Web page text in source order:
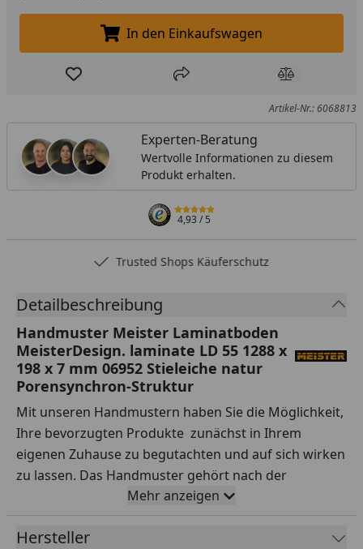
In den Einkaufswagen legen
In den Einkaufswagen
Produkt zur Wunschliste hinzufügen
Teilen Produkt
Artikel-Nr.: 6068813
Experten-Beratung
Wertvolle Informationen zu diesem
Produkt erhalten.
4,93/ 5
Trusted Shops Käuferschutz
Detailbeschreibung
Handmuster Meister Laminatboden
MeisterDesign. laminate LD 55 1288 x
198 x 7 mm 06952 Stieleiche natur
Porensynchron-Struktur
Mit unseren Handmustern haben Sie die Möglichkeit,
Ihre bevorzugten Produkte zunächst in Ihrem
eigenen Zuhause zu begutachten und auf sich wirken
zu lassen. Das Handmuster gehört nach der
Lieferung Ihnen, sodass Sie es nach Belieben testen
können.
Mehr anzeigen
Hersteller